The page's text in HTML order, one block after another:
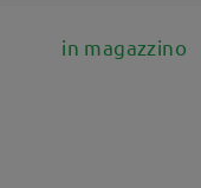
in magazzino